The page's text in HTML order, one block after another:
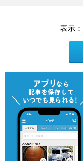
表示：